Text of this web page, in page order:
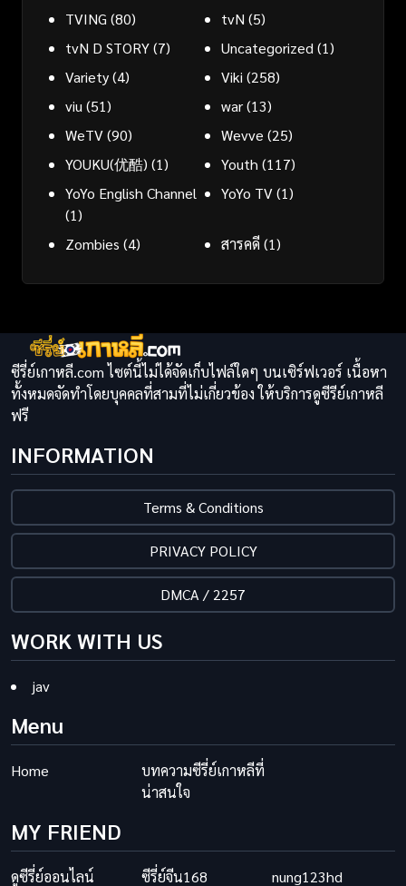
TVING (80) tvN (5)
tvN D STORY(7) Uncategorized (1)
Variety(4) Viki (258)
viu (51) war(13)
WeTV(90) Wevve (25)
YOUKU(优酷) (1) Youth (117)
YoYo English Channel
(1)
YoYo TV(1)
Zombies (4) สารคดี(1)
ซีรี่ย์เกาหลี.com ไซต์นี้ไม่ได้จัดเก็บไฟล์ใดๆ บนเซิร์ฟเวอร์ เนื้อหา
ทั้งหมดจัดทำโดยบุคคลที่สามที่ไม่เกี่ยวข้อง ให้บริการดูซีรีย์เกาหลี
ฟรี
INFORMATION
Terms & Conditions
PRIVACY POLICY
DMCA / 2257
WORK WITH US
jav
Menu
Home
บทความซีรี่ย์เกาหลีที่
น่าสนใจ
MY FRIEND
ดูซีรี่ย์ออนไลน์ ซีรี่ย์จีน168 nung123hd